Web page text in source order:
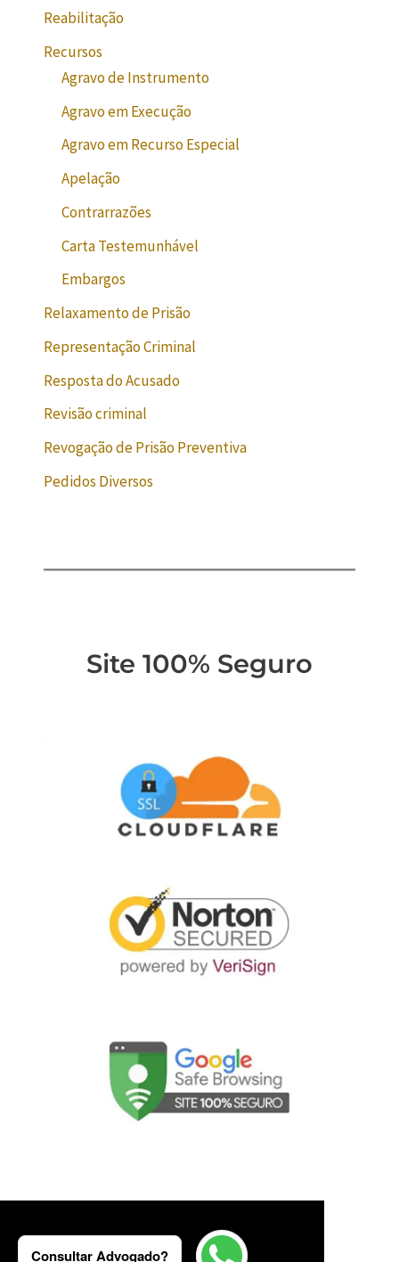
Reabilitação
Recursos
Agravo de Instrumento
Agravo em Execução
Agravo em Recurso Especial
Apelação
Contrarrazões
Carta Testemunhável
Embargos
Relaxamento de Prisão
Representação Criminal
Resposta do Acusado
Revisão criminal
Revogação de Prisão Preventiva
Pedidos Diversos
Site 100% Seguro
Consultar Advogado?